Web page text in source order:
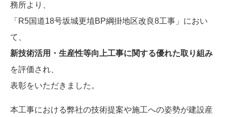
務所より、
「R5国道18号坂城更埴BP綱掛地区改良8工事」におい
て、
新技術活用・生産性等向上工事に関する優れた取り組み
を評価され、
表彰をいただきました。
本工事における弊社の技術提案や施工への姿勢が建設産